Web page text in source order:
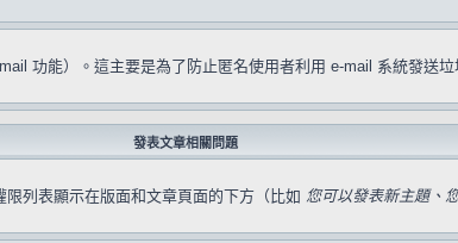
功能）。這主要是為了防止匿名使用者利用 e-mail 系統發送垃
發表文章相關問題
列表顯示在版面和文章頁面的下方（比如 您可以發表新主題、